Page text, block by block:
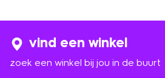
vind een winkel
zoek een winkel bij jou in de buurt